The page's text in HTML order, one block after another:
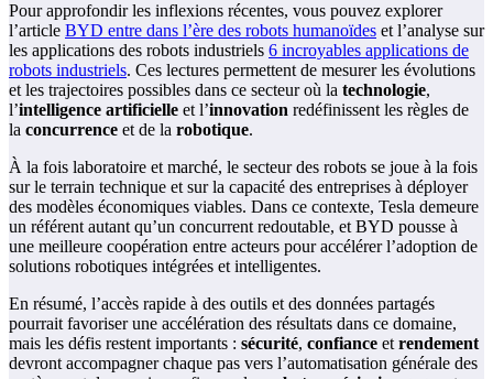
Pour approfondir les inflexions récentes, vous pouvez explorer
l’article BYD entre dans l’ère des robots humanoïdes et l’analyse sur
les applications des robots industriels 6 incroyables applications de
robots industriels. Ces lectures permettent de mesurer les évolutions
et les trajectoires possibles dans ce secteur où la technologie,
l’intelligence artificielle et l’innovation redéfinissent les règles de
la concurrence et de la robotique.
À la fois laboratoire et marché, le secteur des robots se joue à la fois
sur le terrain technique et sur la capacité des entreprises à déployer
des modèles économiques viables. Dans ce contexte, Tesla demeure
un référent autant qu’un concurrent redoutable, et BYD pousse à
une meilleure coopération entre acteurs pour accélérer l’adoption de
solutions robotiques intégrées et intelligentes.
En résumé, l’accès rapide à des outils et des données partagés
pourrait favoriser une accélération des résultats dans ce domaine,
mais les défis restent importants : sécurité, confiance et rendement
devront accompagner chaque pas vers l’automatisation générale des